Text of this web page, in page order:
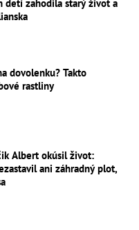
detí zahodila starý život a
dovolenku? Takto
rastliny
Albert okúsil život:
ani záhradný plot,